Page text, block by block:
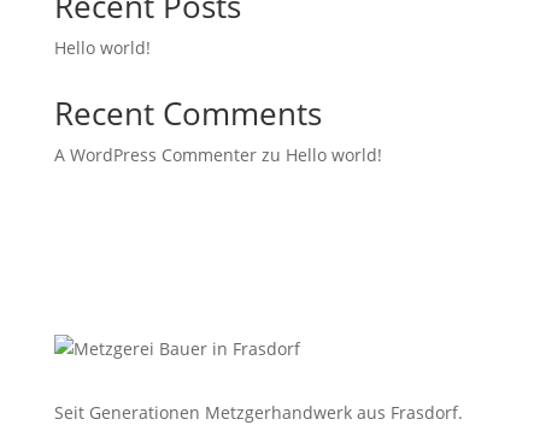
Hello world!
Recent Comments
A WordPress Commenterzu Hello world!
Seit Generationen Metzgerhandwerk aus Frasdorf.